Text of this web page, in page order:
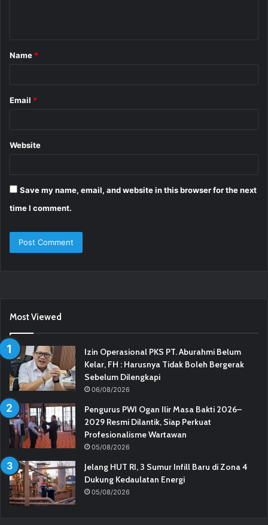
*
Name *
Email *
Website
Save my name, email, and website in this browser for the next
time I comment.
Most Viewed
Izin Operasional PKS PT. Aburahmi Belum
Kelar, FH : Harusnya Tidak Boleh Bergerak
Sebelum Dilengkapi
06/08/2026
Pengurus PWI Ogan Ilir Masa Bakti 2026–
2029 Resmi Dilantik, Siap Perkuat
Profesionalisme Wartawan
05/08/2026
Jelang HUT RI, 3 Sumur Infill Baru di Zona 4
Dukung Kedaulatan Energi
05/08/2026